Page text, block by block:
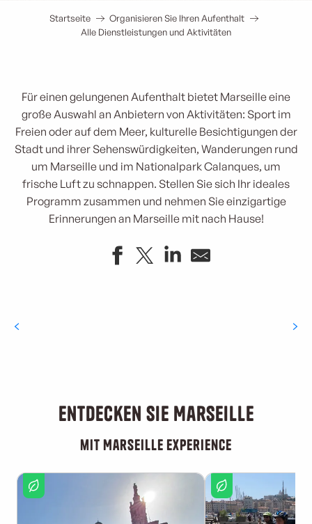
Startseite
Organisieren Sie Ihren Aufenthalt
Alle Dienstleistungen und Aktivitäten
Für einen gelungenen Aufenthalt bietet Marseille eine
große Auswahl an Anbietern von Aktivitäten: Sport im
Freien oder auf dem Meer, kulturelle Besichtigungen der
Stadt und ihrer Sehenswürdigkeiten, Wanderungen rund
um Marseille und im Nationalpark Calanques, um
frische Luft zu schnappen. Stellen Sie sich Ihr ideales
Programm zusammen und nehmen Sie einzigartige
Erinnerungen an Marseille mit nach Hause!
Entdecken Sie Marseille
mit Marseille Experience